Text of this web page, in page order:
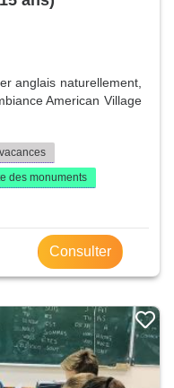
anglais naturellement,
American Village
des monuments
Consulter